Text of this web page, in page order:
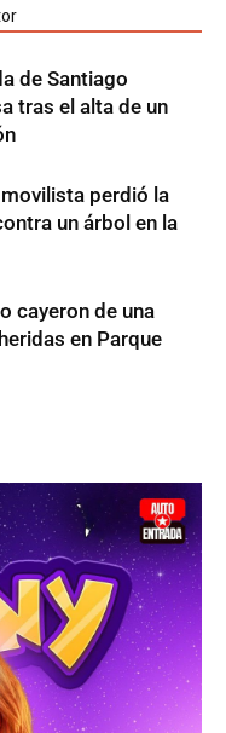
de Santiago
tras el alta de un
perdió la
un árbol en la
cayeron de una
en Parque